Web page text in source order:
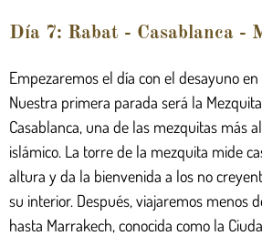
Día 7: Rabat - Casablanca -
Empezaremos el día con el desayuno
Nuestra primera parada será la
Casablanca, una de las mezquitas más
islámico. La torre de la mezquita mide
altura y da la bienvenida a los no
su interior. Después, viajaremos menos
hasta Marrakech, conocida como la